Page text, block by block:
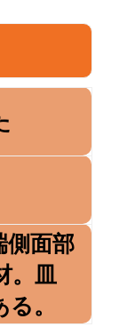
側面部
。皿
る。